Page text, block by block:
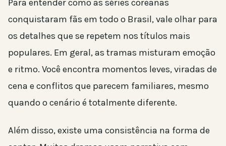
Para entender como as séries coreanas
conquistaram fãs em todo o Brasil, vale olhar para
os detalhes que se repetem nos títulos mais
populares. Em geral, as tramas misturam emoção
e ritmo. Você encontra momentos leves, viradas de
cena e conflitos que parecem familiares, mesmo
quando o cenário é totalmente diferente.
Além disso, existe uma consistência na forma de